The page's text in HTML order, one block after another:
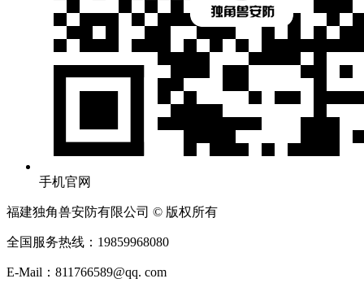
手机官网
福建独角兽安防有限公司 © 版权所有
全国服务热线：19859968080
E-Mail：811766589@qq. com